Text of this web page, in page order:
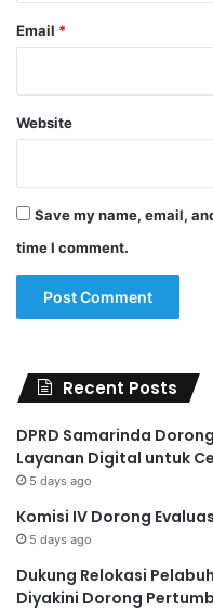
Email *
Website
Save my name, email,
time I comment.
Recent Posts
DPRD Samarinda
Layanan Digital untuk
5 days ago
Komisi IV Dorong
5 days ago
Dukung Relokasi
Diyakini Dorong